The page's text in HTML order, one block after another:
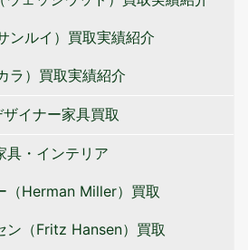
ンルイ）買取実績紹介
ラ）買取実績紹介
イナー家具買取
具・インテリア
（Herman Miller）買取
ン（Fritz Hansen）買取